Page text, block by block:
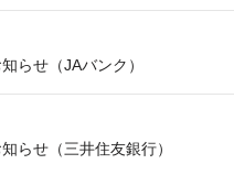
らせ（JAバンク）
らせ（三井住友銀行）